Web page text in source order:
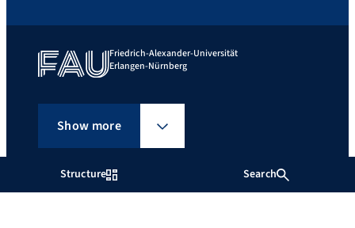
Structure Search
Friedrich-Alexander-Universität
Erlangen-Nürnberg
Show more